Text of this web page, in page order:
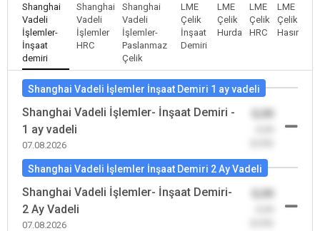
Shanghai
Vadeli
İşlemler-
İnşaat
demiri
Shanghai
Vadeli
İşlemler
HRC
Shanghai
Vadeli
İşlemler-
Paslanmaz
Çelik
LME
Çelik
İnşaat
Demiri
LME
Çelik
Hurda
LME
Çelik
HRC
LME
Çelik
Hasır
Shanghai Vadeli İşlemler İnşaat Demiri 1 ay vadeli
Shanghai Vadeli İşlemler- İnşaat Demiri -
1 ay vadeli
07.08.2026
Shanghai Vadeli İşlemler İnşaat Demiri 2 Ay Vadeli
Shanghai Vadeli İşlemler- İnşaat Demiri-
2 Ay Vadeli
07.08.2026